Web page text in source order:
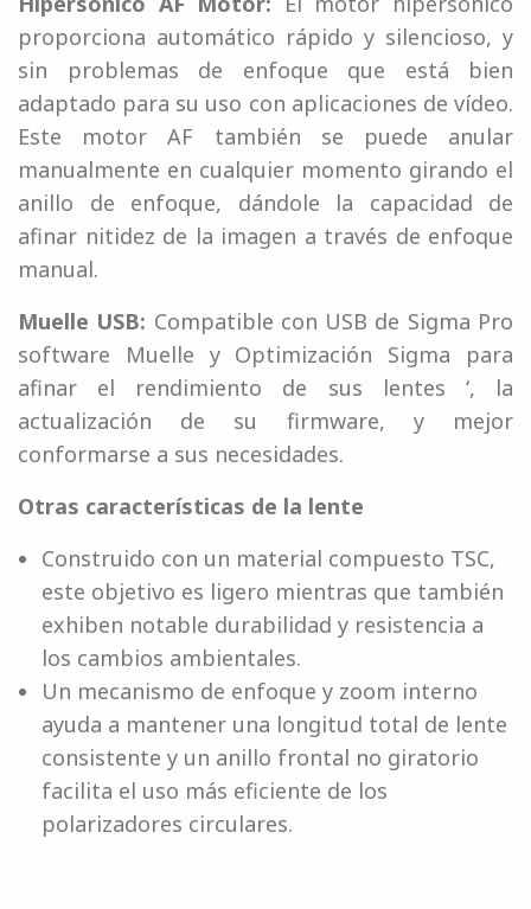
proporciona automático rápido y silencioso, y
sin problemas de enfoque que está bien
adaptado para su uso con aplicaciones de vídeo.
Este motor AF también se puede anular
manualmente en cualquier momento girando el
anillo de enfoque, dándole la capacidad de
afinar nitidez de la imagen a través de enfoque
manual.
Muelle USB: Compatible con USB de Sigma Pro
software Muelle y Optimización Sigma para
afinar el rendimiento de sus lentes ‘, la
actualización de su firmware, y mejor
conformarse a sus necesidades.
Otras características de la lente
Construido con un material compuesto TSC,
este objetivo es ligero mientras que también
exhiben notable durabilidad y resistencia a
los cambios ambientales.
Un mecanismo de enfoque y zoom interno
ayuda a mantener una longitud total de lente
consistente y un anillo frontal no giratorio
facilita el uso más eficiente de los
polarizadores circulares.